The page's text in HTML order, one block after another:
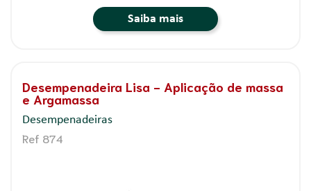
Saiba mais
Desempenadeira Lisa - Aplicação de massa
e Argamassa
Desempenadeiras
Ref 874